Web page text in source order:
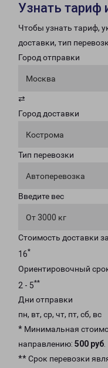
Узнать тариф
Чтобы узнать тариф,
доставки, тип
Город отправки
Москва
⇄
Город доставки
Кострома
Тип перевозки
Автоперевозка
Введите вес
От 3000 кг
Стоимость доставки
16*
Ориентировочный
2 - 5**
Дни отправки
пн, вт, ср, чт, пт, сб, вс
* Минимальная
направлению: 500 руб.
** Срок перевозки